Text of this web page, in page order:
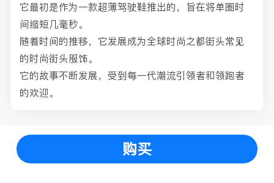
它最初是作为一款超薄驾驶鞋推出的，旨在将单圈时
间缩短几毫秒。
随着时间的推移，它发展成为全球时尚之都街头常见
的时尚街头服饰。
它的故事不断发展，受到每一代潮流引领者和领跑者
的欢迎。
购买